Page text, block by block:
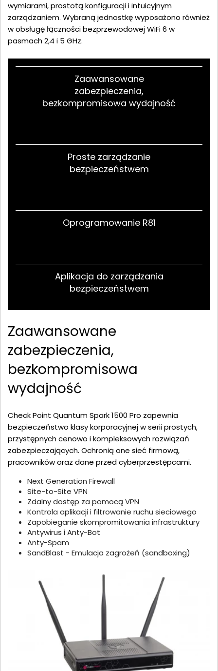
wymiarami, prostotą konfiguracji i intuicyjnym
zarządzaniem. Wybraną jednostkę wyposażono również
w obsługę łączności bezprzewodowej WiFi 6 w
pasmach 2,4 i 5 GHz.
Zaawansowane
zabezpieczenia,
bezkompromisowa wydajność
Proste zarządzanie
bezpieczeństwem
Oprogramowanie R81
Aplikacja do zarządzania
bezpieczeństwem
Zaawansowane
zabezpieczenia,
bezkompromisowa
wydajność
Check Point Quantum Spark 1500 Pro zapewnia
bezpieczeństwo klasy korporacyjnej w serii prostych,
przystępnych cenowo i kompleksowych rozwiązań
zabezpieczających. Ochronią one sieć firmową,
pracowników oraz dane przed cyberprzestępcami.
Next Generation Firewall
Site-to-Site VPN
Zdalny dostęp za pomocą VPN
Kontrola aplikacji i filtrowanie ruchu sieciowego
Zapobieganie skompromitowania infrastruktury
Antywirus i Anty-Bot
Anty-Spam
SandBlast - Emulacja zagrożeń (sandboxing)